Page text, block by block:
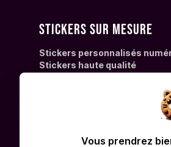
Vous prendrez
Stickers sur mesure
Stickers personnalisés
Stickers haute qualité
Découpe de vinyle autocollant
Toutes nos offres de stickers
Fabrication de stickers ronds